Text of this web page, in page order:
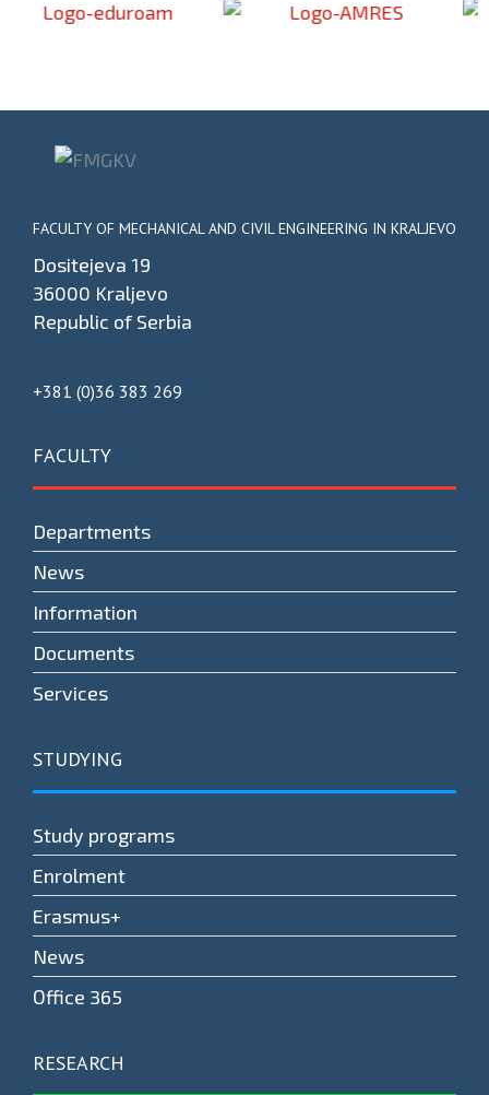
FACULTY OF MECHANICAL AND CIVIL ENGINEERING IN KRALJEVO
Dositejeva 19
36000 Kraljevo
Republic of Serbia
+381 (0)36 383 269
FACULTY
Departments
News
Information
Documents
Services
STUDYING
Study programs
Enrolment
Erasmus+
News
Оffice 365
RESEARCH